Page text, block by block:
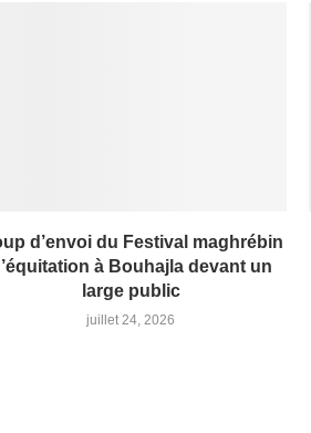
d’envoi du Festival maghrébin
à Bouhajla devant un
large public
juillet 24, 2026